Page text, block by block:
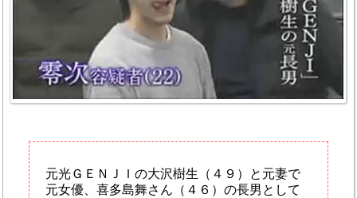
元光ＧＥＮＪＩの大沢樹生（４９）と元妻で
元女優、喜多島舞さん（４６）の長男として